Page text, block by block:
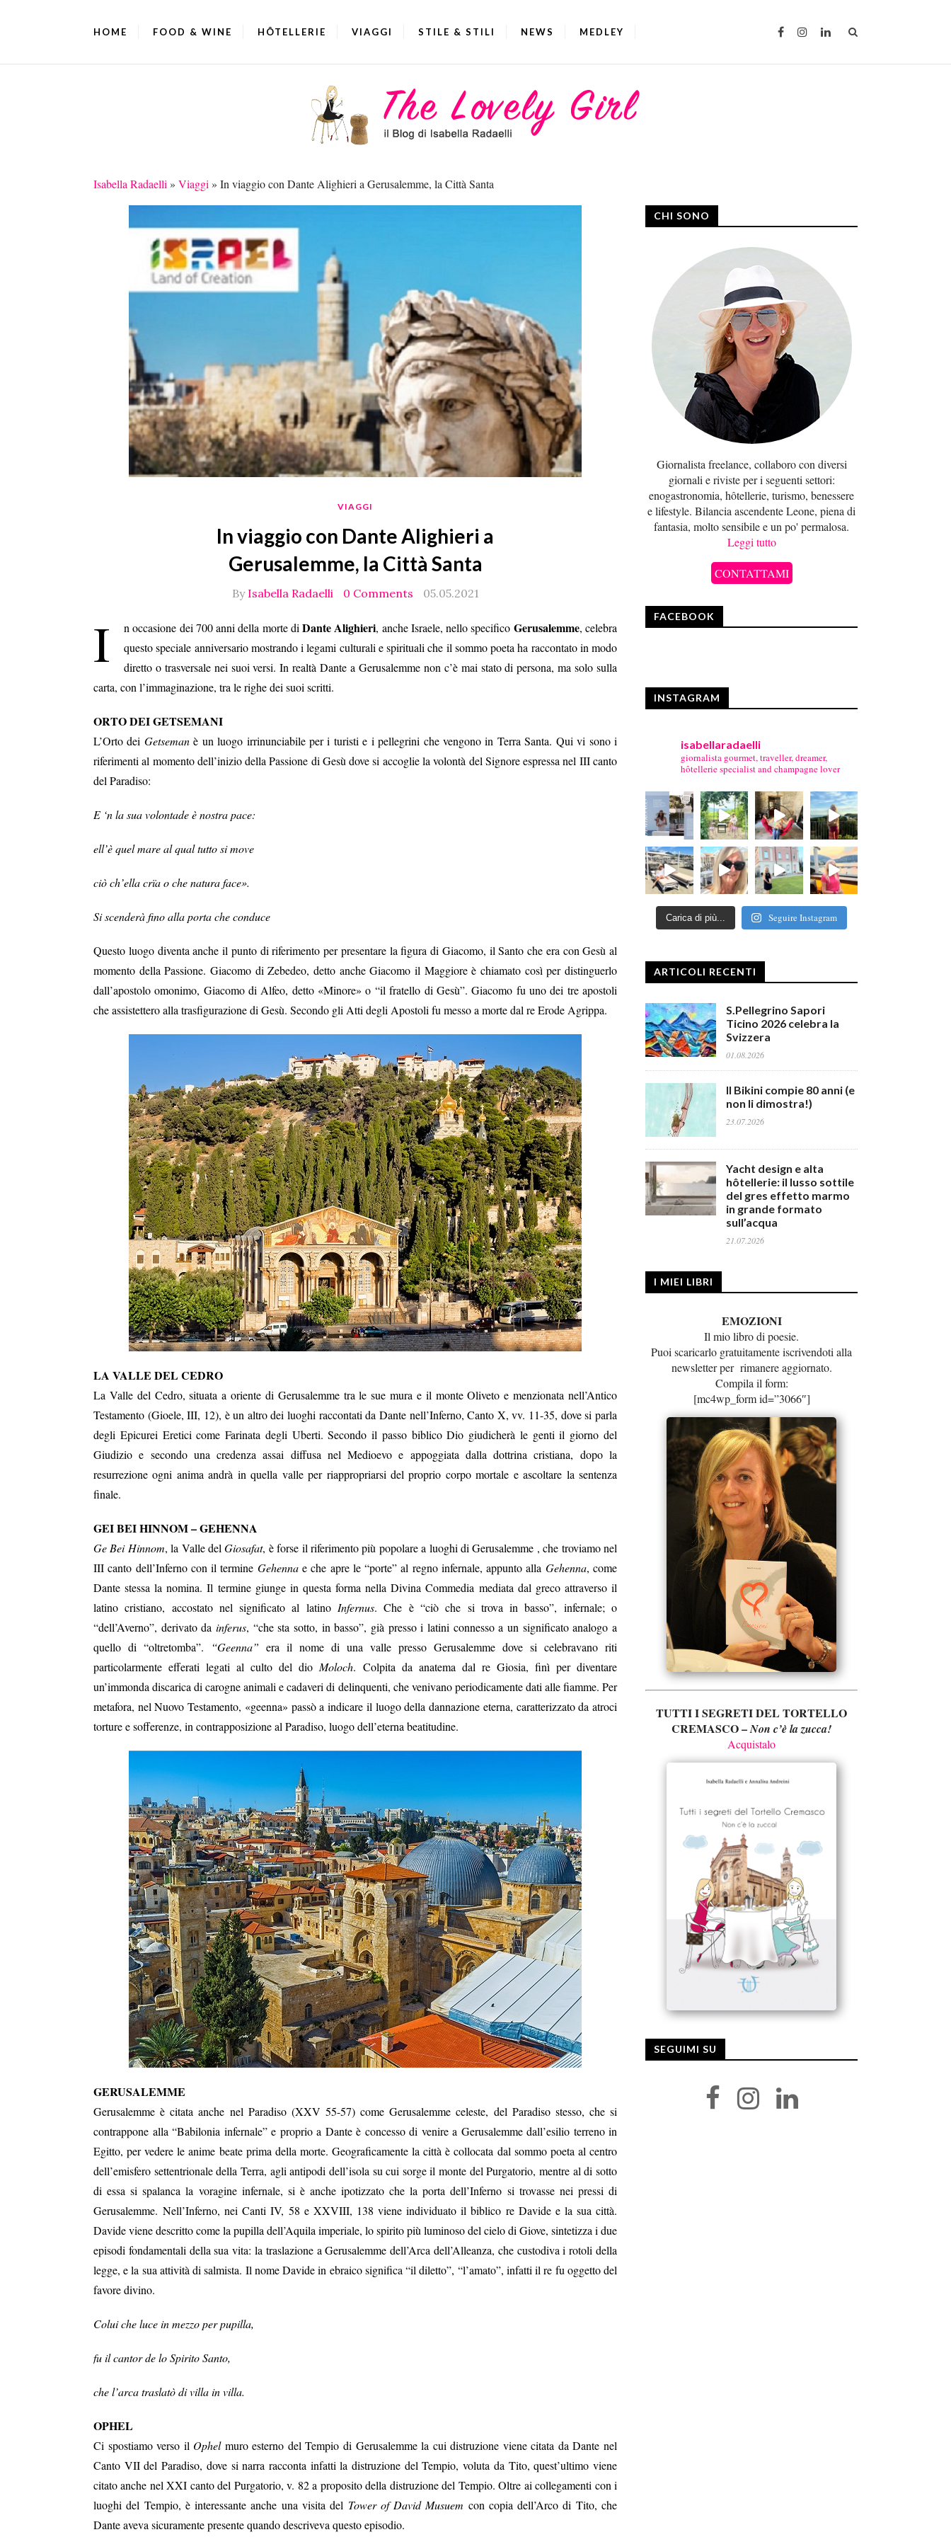
HOME FOOD & WINE HÔTELLERIE VIAGGI STILE & STILI NEWS MEDLEY
Isabella Radaelli » Viaggi » In viaggio con Dante Alighieri a Gerusalemme, la Città Santa
VIAGGI
In viaggio con Dante Alighieri a
Gerusalemme, la Città Santa
By Isabella Radaelli 0 Comments 05.05.2021
I n occasione dei 700 anni della morte diDante Alighieri, anche Israele, nello specifico Gerusalemme, celebra
questo speciale anniversario mostrando i legami culturali e spirituali che il sommo poeta ha raccontato in modo
diretto o trasversale nei suoi versi. In realtà Dante a Gerusalemme non c’è mai stato di persona, ma solo sulla
carta, con l’immaginazione, tra le righe dei suoi scritti.
ORTO DEI GETSEMANI
L’Orto dei Getsemanè un luogo irrinunciabile per i turisti e i pellegrini che vengono in Terra Santa. Qui vi sono i
riferimenti al momento dell’inizio della Passione di Gesù dove si accoglie la volontà del Signore espressa nel III canto
del Paradiso:
E ‘n la sua volontade è nostra pace:
ell’è quel mare al qual tutto si move
ciò ch’ella crïa o che natura face».
Si scenderà fino alla porta che conduce
Questo luogo diventa anche il punto di riferimento per presentare la figura di Giacomo, il Santo che era con Gesù al
momento della Passione. Giacomo di Zebedeo, detto anche Giacomo il Maggiore è chiamato così per distinguerlo
dall’apostolo omonimo, Giacomo di Alfeo, detto «Minore» o “il fratello di Gesù”. Giacomo fu uno dei tre apostoli
che assistettero alla trasfigurazione di Gesù. Secondo gli Atti degli Apostoli fu messo a morte dal re Erode Agrippa.
LA VALLE DEL CEDRO
La Valle del Cedro, situata a oriente di Gerusalemme tra le sue mura e il monte Oliveto e menzionata nell’Antico
Testamento (Gioele, III, 12), è un altro dei luoghi raccontati da Dante nell’Inferno, Canto X, vv. 11-35, dove si parla
degli Epicurei Eretici come Farinata degli Uberti. Secondo il passo biblico Dio giudicherà le genti il giorno del
Giudizio e secondo una credenza assai diffusa nel Medioevo e appoggiata dalla dottrina cristiana, dopo la
resurrezione ogni anima andrà in quella valle per riappropriarsi del proprio corpo mortale e ascoltare la sentenza
finale.
GEI BEI HINNOM – GEHENNA
Ge Bei Hinnom, la Valle delGiosafat, è forse il riferimento più popolare a luoghi di Gerusalemme , che troviamo nel
III canto dell’Inferno con il termine Gehennae che apre le “porte” al regno infernale, appunto alla Gehenna, come
Dante stessa la nomina. Il termine giunge in questa forma nella Divina Commedia mediata dal greco attraverso il
latino cristiano, accostato nel significato al latino Infernus. Che è “ciò che si trova in basso”, infernale;o
“dell’Averno”, derivato da inferus, “che sta sotto, in basso”, già presso i latini connesso a un significato analogo a
quello di “oltretomba”. “Geenna” era il nome di una valle presso Gerusalemme dove si celebravano riti
particolarmente efferati legati al culto del dio Moloch. Colpita da anatema dal re Giosia, finì per diventare
un’immonda discarica di carogne animali e cadaveri di delinquenti, che venivano periodicamente dati alle fiamme. Per
metafora, nel Nuovo Testamento, «geenna» passò a indicare il luogo della dannazione eterna, caratterizzato da atroci
torture e sofferenze, in contrapposizione al Paradiso, luogo dell’eterna beatitudine.
GERUSALEMME
Gerusalemmeè citataanche nel Paradiso (XXV 55-57) come Gerusalemme celeste, del Paradiso stesso, che si
contrappone alla “Babilonia infernale” e proprio a Dante è concesso di venire a Gerusalemme dall’esilio terreno in
Egitto, per vedere le anime beate prima della morte. Geograficamente la città è collocata dal sommo poeta al centro
dell’emisfero settentrionale della Terra, agli antipodi dell’isola su cui sorge il monte del Purgatorio, mentre al di sotto
di essa si spalanca la voragine infernale, si è ancheipotizzato chela porta dell’Inferno si trovassenei pressi di
Gerusalemme.Nell’Inferno,nei CantiIV, 58 e XXVIII, 138 viene individuato il biblico re Davide e la sua città.
Davide viene descritto come la pupilla dell’Aquila imperiale, lo spirito più luminoso del cielo di Giove, sintetizza i due
episodi fondamentali della sua vita: la traslazione a Gerusalemme dell’Arca dell’Alleanza, che custodiva i rotoli della
legge, e la sua attività di salmista. Il nome Davide in ebraico significa “il diletto”, “l’amato”, infatti il re fu oggetto del
favore divino.
Colui che luce in mezzo per pupilla,
fu il cantor de lo Spirito Santo,
che l’arca traslatò di villa in villa.
OPHEL
Ci spostiamo verso il Ophelmuro esterno del Tempio di Gerusalemme la cui distruzione viene citata da Dante nel
Canto VII del Paradiso, dove si narra racconta infatti la distruzione del Tempio, voluta da Tito, quest’ultimo viene
citato anche nel XXI canto del Purgatorio, v. 82 a proposito della distruzione del Tempio. Oltre ai collegamenti con i
luoghi del Tempio, è interessante anche una visita del Tower of David Musuem con copia dell’Arco di Tito, che
Dante aveva sicuramente presente quando descriveva questo episodio.
CHI SONO
Giornalista freelance, collaboro con diversi
giornali e riviste per i seguenti settori:
enogastronomia, hôtellerie, turismo, benessere
e lifestyle. Bilancia ascendente Leone, piena di
fantasia, molto sensibile e un po' permalosa.
Leggi tutto
CONTATTAMI
FACEBOOK
INSTAGRAM
isabellaradaelli
giornalista gourmet, traveller, dreamer,
hôtellerie specialist and champagne lover
Carica di più... Seguire Instagram
ARTICOLI RECENTI
S.Pellegrino Sapori
Ticino 2026 celebra la
Svizzera
01.08.2026
Il Bikini compie 80 anni (e
non li dimostra!)
23.07.2026
Yacht design e alta
hôtellerie: il lusso sottile
del gres effetto marmo
in grande formato
sull’acqua
21.07.2026
I MIEI LIBRI
EMOZIONI
Il mio libro di poesie.
Puoi scaricarlo gratuitamente iscrivendoti alla
newsletter per rimanere aggiornato.
Compila il form:
[mc4wp_form id=”3066″]
TUTTI I SEGRETI DEL TORTELLO
CREMASCO –Non c’è la zucca!
Acquistalo
SEGUIMI SU